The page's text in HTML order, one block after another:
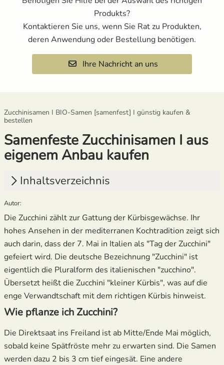
Produkts?
Kontaktieren Sie uns, wenn Sie Rat zu Produkten,
deren Anwendung oder Bestellung benötigen.
Ihre Nachricht an uns
Zucchinisamen I BIO-Samen [samenfest] I günstig kaufen &
bestellen
Samenfeste Zucchinisamen I aus
eigenem Anbau kaufen
Inhaltsverzeichnis
1.
2. Wo wachsen Zucchini am besten?
3. Wie viel Platz brachen Zucchinipflanzen?
4. Wie pflege ich Zucchini?
Autor:
Die Zucchini zählt zur Gattung der Kürbisgewächse. Ihr
hohes Ansehen in der mediterranen Kochtradition zeigt sich
auch darin, dass der 7. Mai in Italien als "Tag der Zucchini"
gefeiert wird. Die deutsche Bezeichnung "Zucchini" ist
eigentlich die Pluralform des italienischen "zucchino".
Übersetzt heißt die Zucchini "kleiner Kürbis", was auf die
enge Verwandtschaft mit dem richtigen Kürbis hinweist.
Wie pflanze ich Zucchini?
Die Direktsaat ins Freiland ist ab Mitte/Ende Mai möglich,
sobald keine Spätfröste mehr zu erwarten sind. Die Samen
werden dazu 2 bis 3 cm tief eingesät. Eine andere